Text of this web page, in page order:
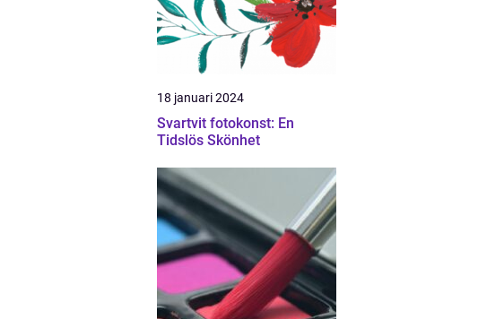
18 januari 2024
Svartvit fotokonst: En
Tidslös Skönhet